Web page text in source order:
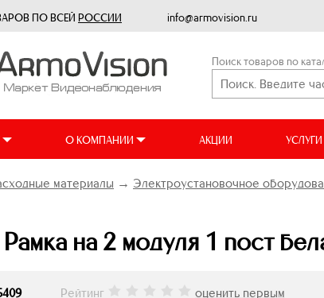
ПО ВСЕЙ РОССИИ info@armovision.ru
Поиск товаров по
О КОМПАНИИ АКЦИИ УСЛУГИ
материалы → Электроустановочное
на 2 модуля 1 пост
Рейтинг оценить первым